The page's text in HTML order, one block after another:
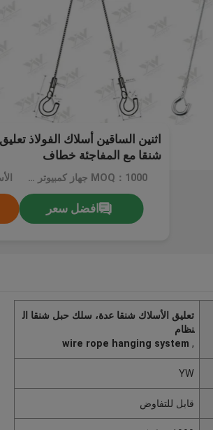
شنقا مع المفاجئة خطاف
MOQ：1000 جهاز كمبيوتر شخصى
افضل سعر
تعليق الأسلاك شنقا عدة، سلك حبل شنقا ال
نظام
,
wire rope hanging system
YW
قابل للتفاوض